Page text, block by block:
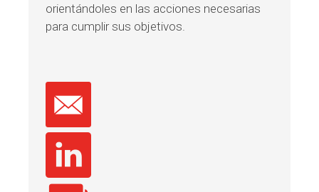
orientándoles en las acciones necesarias
para cumplir sus objetivos.